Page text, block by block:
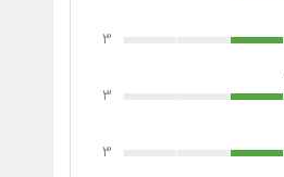
3
3
3